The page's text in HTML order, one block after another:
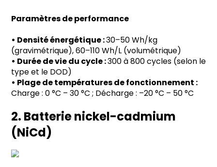
Paramètres de performance
• Densité énergétique :30–50 Wh/kg
(gravimétrique), 60–110 Wh/L (volumétrique)
• Durée de vie du cycle :300 à 800 cycles (selon le
type et le DOD)
• Plage de températures de fonctionnement :
Charge : 0 °C – 30 °C ; Décharge : –20 °C – 50 °C
2. Batterie nickel-cadmium
(NiCd)